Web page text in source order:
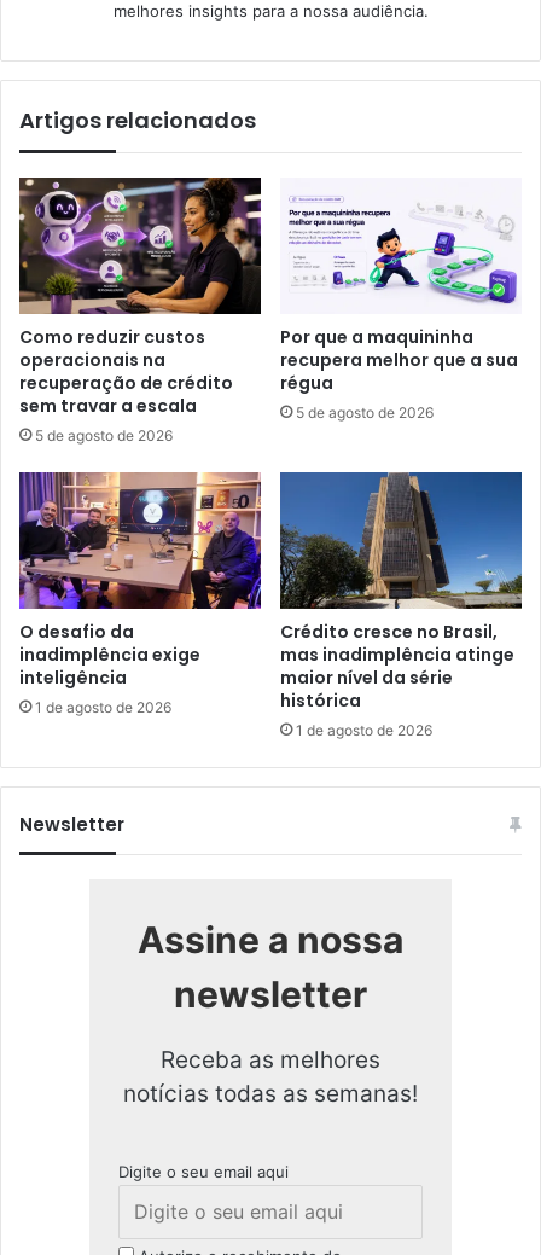
melhores insights para a nossa audiência.
Artigos relacionados
Como reduzir custos
operacionais na
recuperação de crédito
sem travar a escala
5 de agosto de 2026
Por que a maquininha
recupera melhor que a sua
régua
5 de agosto de 2026
O desafio da
inadimplência exige
inteligência
1 de agosto de 2026
Crédito cresce no Brasil,
mas inadimplência atinge
maior nível da série
histórica
1 de agosto de 2026
Newsletter
Assine a nossa
newsletter
Receba as melhores
notícias todas as semanas!
Digite o seu email aqui